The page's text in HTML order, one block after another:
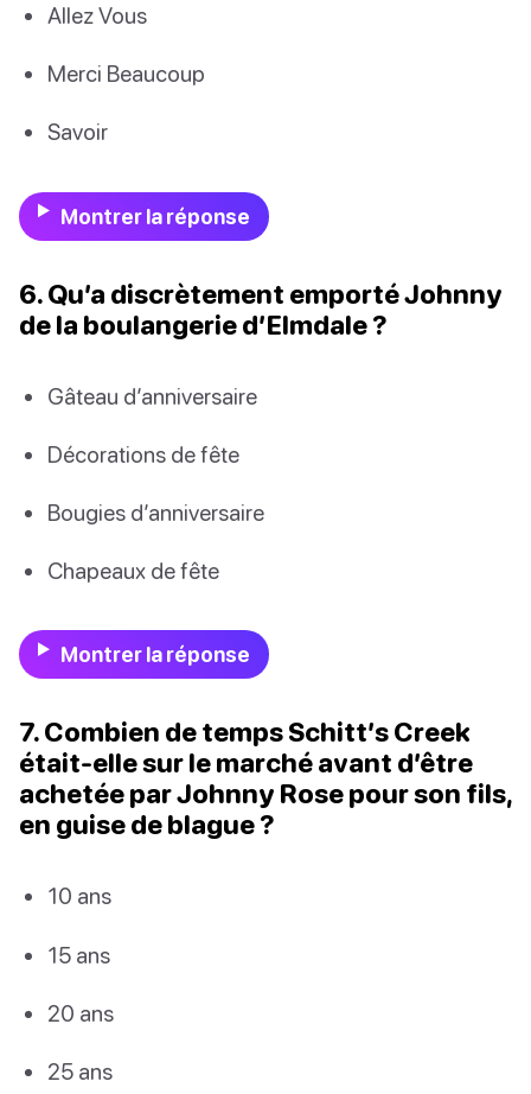
Allez Vous
Merci Beaucoup
Savoir
Montrer la réponse
6. Qu’a discrètement emporté Johnny
de la boulangerie d’Elmdale ?
Gâteau d’anniversaire
Décorations de fête
Bougies d’anniversaire
Chapeaux de fête
Montrer la réponse
7. Combien de temps Schitt’s Creek
était-elle sur le marché avant d’être
achetée par Johnny Rose pour son fils,
en guise de blague ?
10 ans
15 ans
20 ans
25 ans